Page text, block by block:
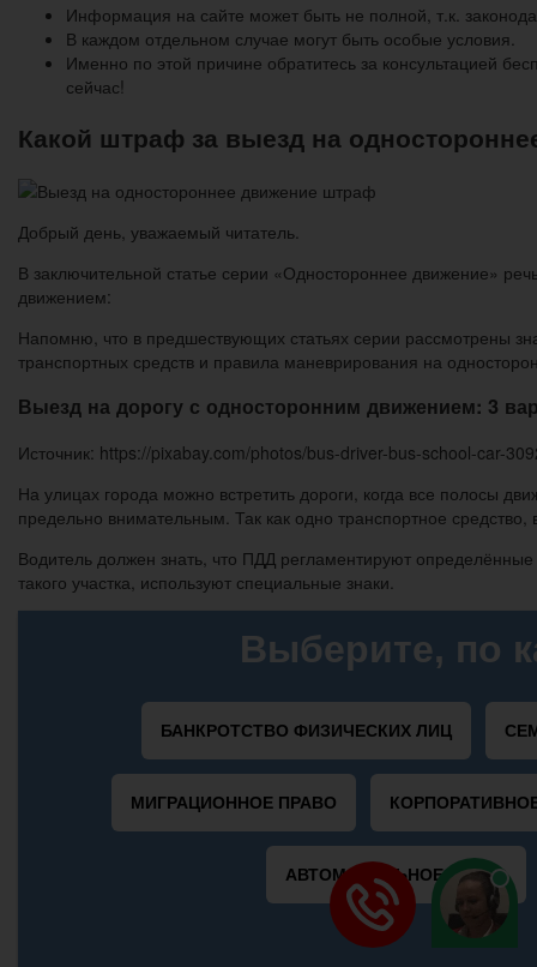
Информация на сайте может быть не полной, т.к.
В каждом отдельном случае могут быть особые условия.
Именно по этой причине обратитесь за консультацией
сейчас!
Какой штраф за выезд на
Добрый день, уважаемый читатель.
В заключительной статье серии «Одностороннее движение»
движением:
Напомню, что в предшествующих статьях серии рассмотрены
транспортных средств и правила маневрирования на
Выезд на дорогу с односторонним движением: 3
Источник: https://pixabay.com/photos/bus-driver-bus-school-car-
На улицах города можно встретить дороги, когда все полосы
предельно внимательным. Так как одно транспортное
Водитель должен знать, что ПДД регламентируют
такого участка, используют специальные знаки.